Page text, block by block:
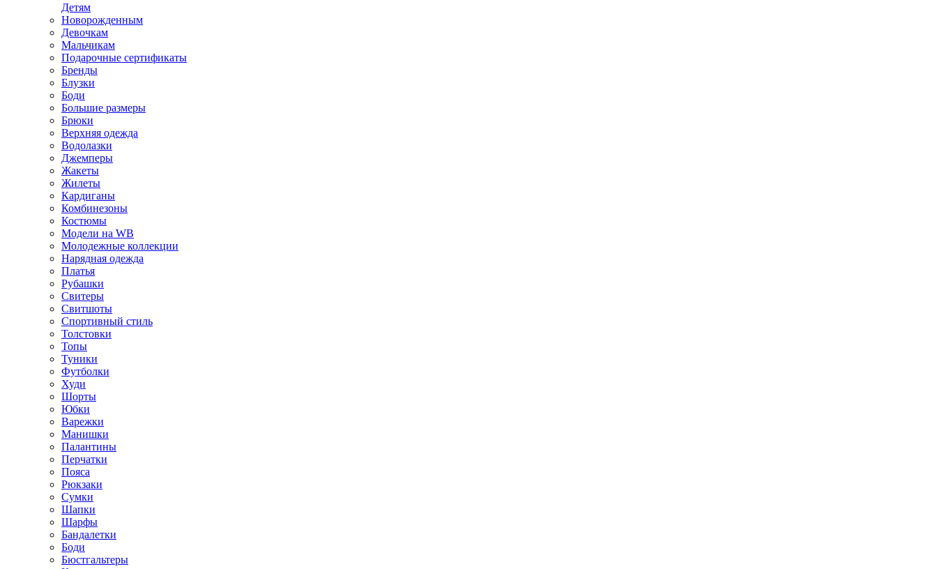
Детям
Новорожденным
Девочкам
Мальчикам
Подарочные сертификаты
Бренды
Блузки
Боди
Большие размеры
Брюки
Верхняя одежда
Водолазки
Джемперы
Жакеты
Жилеты
Кардиганы
Комбинезоны
Костюмы
Модели на WB
Молодежные коллекции
Нарядная одежда
Платья
Рубашки
Свитеры
Свитшоты
Спортивный стиль
Толстовки
Топы
Туники
Футболки
Худи
Шорты
Юбки
Варежки
Манишки
Палантины
Перчатки
Пояса
Рюкзаки
Сумки
Шапки
Шарфы
Бандалетки
Боди
Бюстгальтеры